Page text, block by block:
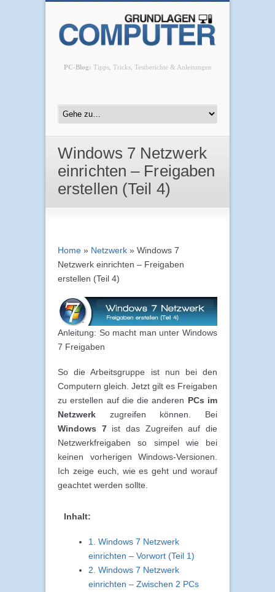
PC-Blog: Tipps, Tricks, Testberichte & Anleitungen
Windows 7 Netzwerk
einrichten – Freigaben
erstellen (Teil 4)
Home » Netzwerk » Windows 7
Netzwerk einrichten – Freigaben
erstellen (Teil 4)
Anleitung: So macht man unter Windows
7 Freigaben
So die Arbeitsgruppe ist nun bei den
Computern gleich. Jetzt gilt es Freigaben
zu erstellen auf die die anderen PCs im
Netzwerk zugreifen können. Bei
Windows 7ist das Zugreifen auf die
Netzwerkfreigaben so simpel wie bei
keinen vorherigen Windows-Versionen.
Ich zeige euch, wie es geht und worauf
geachtet werden sollte.
Inhalt:
1. Windows 7 Netzwerk
einrichten – Vorwort (Teil 1)
2. Windows 7 Netzwerk
einrichten – Zwischen 2 PCs